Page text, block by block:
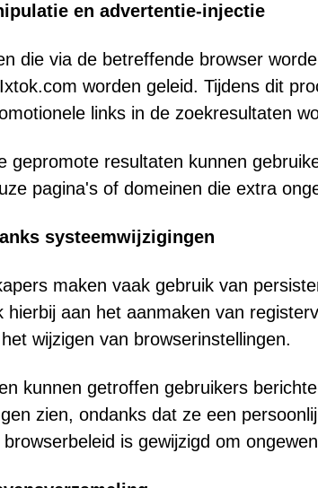
en advertentie-injectie
die via de betreffende browser
worden geleid. Tijdens dit
links in de zoekresultaten
gepromote resultaten kunnen
pagina's of domeinen die extra
systeemwijzigingen
maken vaak gebruik van
hierbij aan het aanmaken van
wijzigen van browserinstellingen.
kunnen getroffen gebruikers
zien, ondanks dat ze een
is gewijzigd om